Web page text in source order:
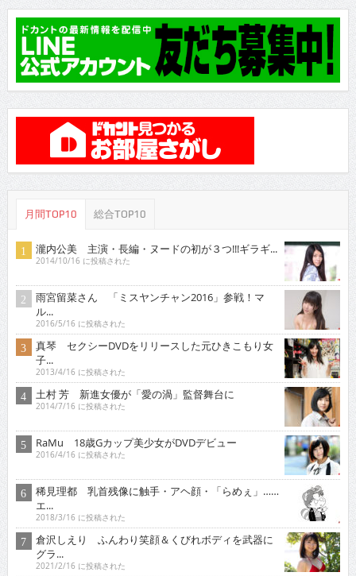
月間TOP10 総合TOP10
瀧内公美 主演・長編・ヌードの初が３つ!!!ギラギ...
2014/10/16 に投稿された
雨宮留菜さん 「ミスヤンチャン2016」参戦！マ
ル...
2016/5/16 に投稿された
真琴 セクシーDVDをリリースした元ひきこもり女
子...
2013/4/16 に投稿された
土村 芳 新進女優が「愛の渦」監督舞台に
2014/7/16 に投稿された
RaMu 18歳Gカップ美少女がDVDデビュー
2016/4/16 に投稿された
稀見理都 乳首残像に触手・アヘ顔・「らめぇ」……
エ...
2018/3/16 に投稿された
倉沢しえり ふんわり笑顔＆くびれボディを武器に
グラ...
2021/2/16 に投稿された